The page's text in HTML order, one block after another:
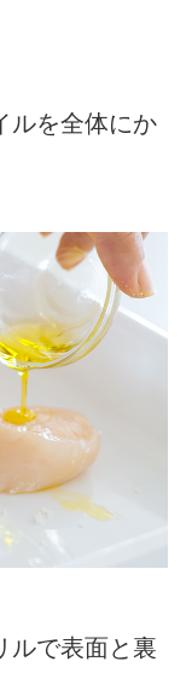
ルを全体にか
で表面と裏